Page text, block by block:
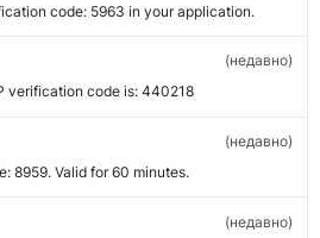
code: 5963 in your application.
verification code is: 440218
недавно
8959. Valid for 60 minutes.
недавно
недавно